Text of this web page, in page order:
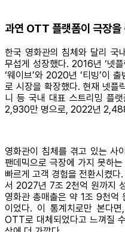
과연 OTT 플랫폼이 극장을
한국 영화관의 침체와 달리 국
무섭게 성장했다. 2016년 ‘넷
‘웨이브’와 2020년 ‘티빙’이
로 시장을 확장했다. 현재 넷플
니 등 국내 대표 스트리밍 플
2,930만 명으로, 2022년
영화관이 침체를 겪고 있는 사
팬데믹으로 극장에 가지 못하
빠르게 고객 경험을 전환시켰
서 2027년 7조 2천억 원까지
영화관 총매출은 약 1조 9천억
이었다. 이 통계치로만 본다
OTT로 대체되었다고 느껴질